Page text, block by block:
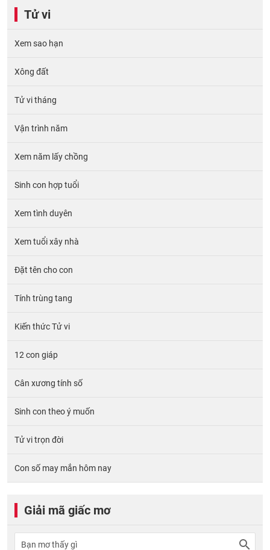
Tử vi
Xem sao hạn
Xông đất
Tử vi tháng
Vận trình năm
Xem năm lấy chồng
Sinh con hợp tuổi
Xem tình duyên
Xem tuổi xây nhà
Đặt tên cho con
Tính trùng tang
Kiến thức Tử vi
12 con giáp
Cân xương tính số
Sinh con theo ý muốn
Tử vi trọn đời
Con số may mắn hôm nay
Giải mã giấc mơ